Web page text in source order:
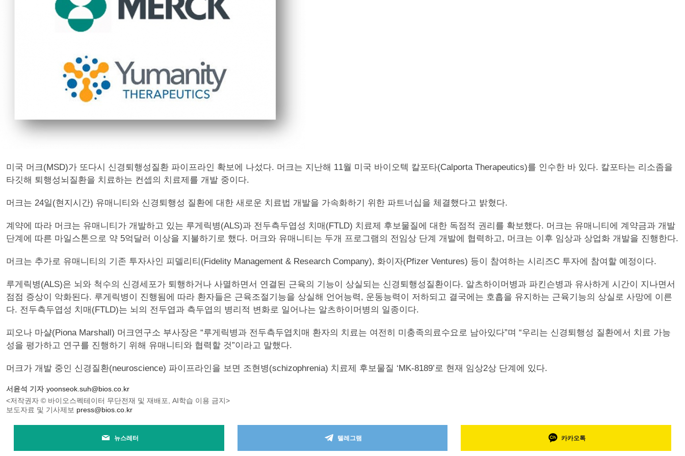
미국 머크(MSD)가 또다시 신경퇴행성질환 파이프라인 확보에 나섰다. 머크는 지난해 11월 미국 바이오텍 칼포타(Calporta Therapeutics)를 인수한 바 있다. 칼포타는 리소좀을
타깃해 퇴행성뇌질환을 치료하는 컨셉의 치료제를 개발 중이다.
머크는 24일(현지시간) 유매니티와 신경퇴행성 질환에 대한 새로운 치료법 개발을 가속화하기 위한 파트너십을 체결했다고 밝혔다.
계약에 따라 머크는 유매니티가 개발하고 있는 루게릭병(ALS)과 전두측두엽성 치매(FTLD) 치료제 후보물질에 대한 독점적 권리를 확보했다. 머크는 유매니티에 계약금과 개발
단계에 따른 마일스톤으로 약 5억달러 이상을 지불하기로 했다. 머크와 유매니티는 두개 프로그램의 전임상 단계 개발에 협력하고, 머크는 이후 임상과 상업화 개발을 진행한다.
머크는 추가로 유매니티의 기존 투자사인 피델리티(Fidelity Management & Research Company), 화이자(Pfizer Ventures) 등이 참여하는 시리즈C 투자에 참여할 예정이다.
루게릭병(ALS)은 뇌와 척수의 신경세포가 퇴행하거나 사멸하면서 연결된 근육의 기능이 상실되는 신경퇴행성질환이다. 알츠하이머병과 파킨슨병과 유사하게 시간이 지나면서
점점 증상이 악화된다. 루게릭병이 진행됨에 따라 환자들은 근육조절기능을 상실해 언어능력, 운동능력이 저하되고 결국에는 호흡을 유지하는 근육기능의 상실로 사망에 이른
다. 전두측두엽성 치매(FTLD)는 뇌의 전두엽과 측두엽의 병리적 변화로 일어나는 알츠하이머병의 일종이다.
피오나 마샬(Piona Marshall) 머크연구소 부사장은 “루게릭병과 전두측두엽치매 환자의 치료는 여전히 미충족의료수요로 남아있다”며 “우리는 신경퇴행성 질환에서 치료 가능
성을 평가하고 연구를 진행하기 위해 유매니티와 협력할 것”이라고 말했다.
머크가 개발 중인 신경질환(neuroscience) 파이프라인을 보면 조현병(schizophrenia) 치료제 후보물질 ‘MK-8189’로 현재 임상2상 단계에 있다.
서윤석 기자 yoonseok.suh@bios.co.kr
<저작권자 © 바이오스펙테이터 무단전재 및 재배포, AI학습 이용 금지>
보도자료 및 기사제보 press@bios.co.kr
뉴스레터 텔레그램 카카오톡